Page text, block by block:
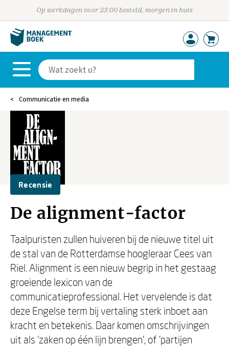
Op werkdagen voor 23:00 besteld, morgen in huis
Communicatie en media
Recensie
De alignment-factor
Taalpuristen zullen huiveren bij de nieuwe titel uit
de stal van de Rotterdamse hoogleraar Cees van
Riel. Alignment is een nieuw begrip in het gestaag
groeiende lexicon van de
communicatieprofessional. Het vervelende is dat
deze Engelse term bij vertaling sterk inboet aan
kracht en betekenis. Daar komen omschrijvingen
uit als 'zaken op één lijn brengen', of 'partijen